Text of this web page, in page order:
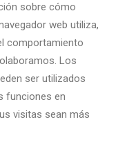
sobre cómo
web utiliza,
comportamiento
Los
ser utilizados
funciones en
visitas sean más